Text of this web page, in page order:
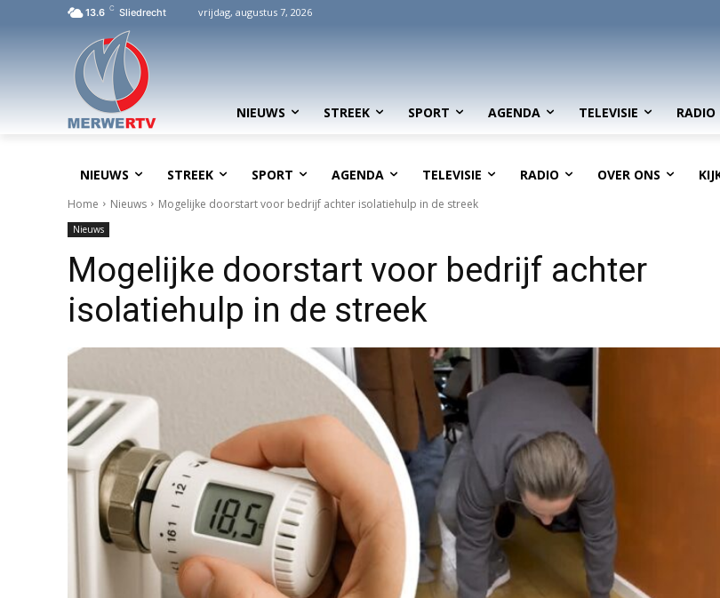
13.6 C Sliedrecht vrijdag, augustus 7, 2026
NIEUWS STREEK SPORT AGENDA TELEVISIE RADIO
NIEUWS STREEK SPORT AGENDA TELEVISIE RADIO OVER ONS
Home Nieuws Mogelijke doorstart voor bedrijf achter isolatiehulp in de streek
Nieuws
Mogelijke doorstart voor bedrijf achter
isolatiehulp in de streek